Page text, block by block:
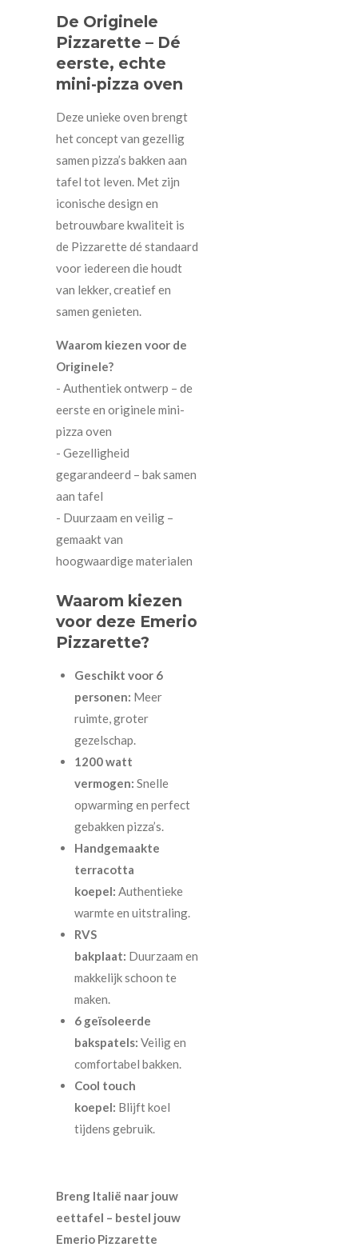
De Originele
Pizzarette – Dé
eerste, echte
mini-pizza oven
Deze unieke oven brengt
het concept van gezellig
samen pizza’s bakken aan
tafel tot leven. Met zijn
iconische design en
betrouwbare kwaliteit is
de Pizzarette dé standaard
voor iedereen die houdt
van lekker, creatief en
samen genieten.
Waarom kiezen voor de
Originele?
- Authentiek ontwerp – de
eerste en originele mini-
pizza oven
- Gezelligheid
gegarandeerd – bak samen
aan tafel
- Duurzaam en veilig –
gemaakt van
hoogwaardige materialen
Waarom kiezen
voor deze Emerio
Pizzarette?
Geschikt voor 6
personen: Meer
ruimte, groter
gezelschap.
1200 watt
vermogen: Snelle
opwarming en perfect
gebakken pizza’s.
Handgemaakte
terracotta
koepel: Authentieke
warmte en uitstraling.
RVS
bakplaat: Duurzaam en
makkelijk schoon te
maken.
6 geïsoleerde
bakspatels: Veilig en
comfortabel bakken.
Cool touch
koepel: Blijft koel
tijdens gebruik.
Breng Italië naar jouw
eettafel – bestel jouw
Emerio Pizzarette